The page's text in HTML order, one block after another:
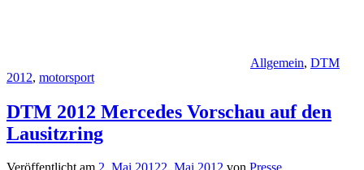
Allgemein, DTM
2012, motorsport
DTM 2012 Mercedes Vorschau auf den
Lausitzring